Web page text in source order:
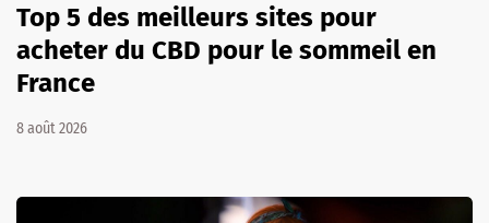
Top 5 des meilleurs sites pour
acheter du CBD pour le sommeil en
France
8 août 2026